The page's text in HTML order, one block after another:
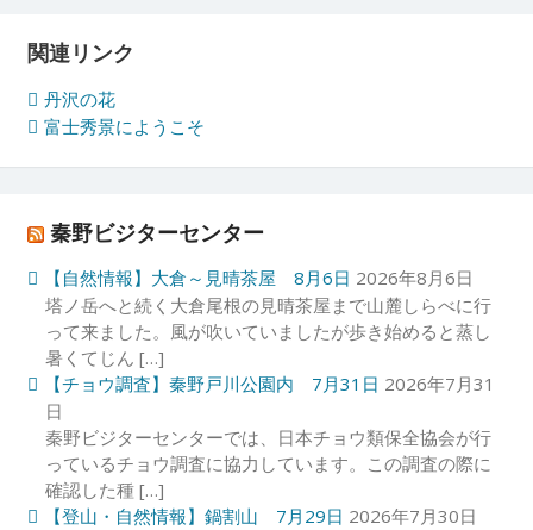
関連リンク
丹沢の花
富士秀景にようこそ
秦野ビジターセンター
【自然情報】大倉～見晴茶屋 8月6日 2026年8月6日
塔ノ岳へと続く大倉尾根の見晴茶屋まで山麓しらべに行
って来ました。風が吹いていましたが歩き始めると蒸し
暑くてじん […]
【チョウ調査】秦野戸川公園内 7月31日 2026年7月31
日
秦野ビジターセンターでは、日本チョウ類保全協会が行
っているチョウ調査に協力しています。この調査の際に
確認した種 […]
【登山・自然情報】鍋割山 7月29日 2026年7月30日